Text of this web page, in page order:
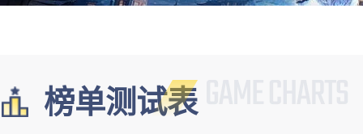
榜单测试表